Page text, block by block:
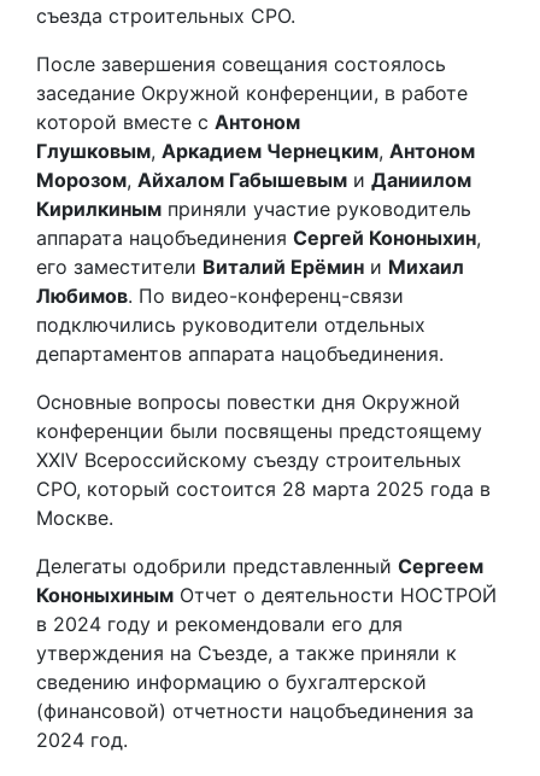
съезда строительных СРО.
После завершения совещания состоялось
заседание Окружной конференции, в работе
которой вместе с Антоном
Глушковым, Аркадием Чернецким, Антоном
Морозом, Айхалом Габышевым и Даниилом
Кирилкиным приняли участие руководитель
аппарата нацобъединения Сергей Кононыхин,
его заместители Виталий Ерёмин и Михаил
Любимов. По видео-конференц-связи
подключились руководители отдельных
департаментов аппарата нацобъединения.
Основные вопросы повестки дня Окружной
конференции были посвящены предстоящему
XXIV Всероссийскому съезду строительных
СРО, который состоится 28 марта 2025 года в
Москве.
Делегаты одобрили представленный Сергеем
Кононыхиным Отчет о деятельности НОСТРОЙ
в 2024 году и рекомендовали его для
утверждения на Съезде, а также приняли к
сведению информацию о бухгалтерской
(финансовой) отчетности нацобъединения за
2024 год.